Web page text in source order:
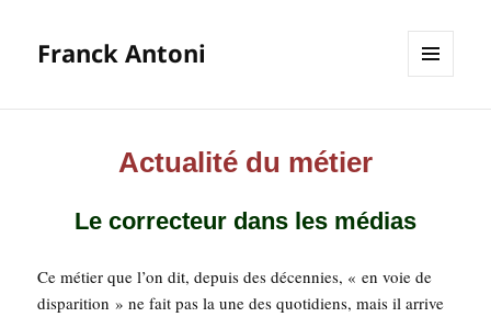
Franck Antoni
ET
Actualité du métier
Le correcteur dans les médias
Ce métier que l’on dit, depuis des décen­nies, « en voie de
dis­pa­ri­tion » ne fait pas la une des quo­ti­diens, mais il arrive